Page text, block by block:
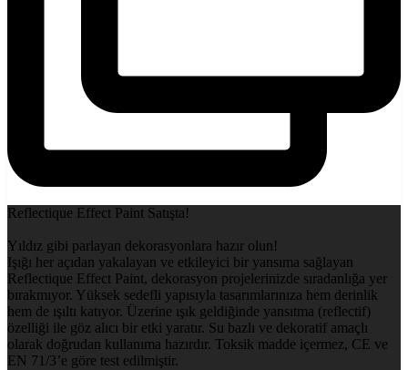
Reflectique Effect Paint Satışta!
Yıldız gibi parlayan dekorasyonlara hazır olun!
Işığı her açıdan yakalayan ve etkileyici bir yansıma sağlayan
Reflectique Effect Paint, dekorasyon projelerinizde sıradanlığa yer
bırakmıyor. Yüksek sedefli yapısıyla tasarımlarınıza hem derinlik
hem de ışıltı katıyor. Üzerine ışık geldiğinde yansıtma (reflectif)
özelliği ile göz alıcı bir etki yaratır. Su bazlı ve dekoratif amaçlı
olarak doğrudan kullanıma hazırdır. Toksik madde içermez, CE ve
EN 71/3’e göre test edilmiştir.